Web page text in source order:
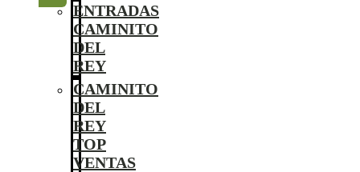
ENTRADAS
CAMINITO
DEL
REY
CAMINITO
DEL
REY
TOP
VENTAS